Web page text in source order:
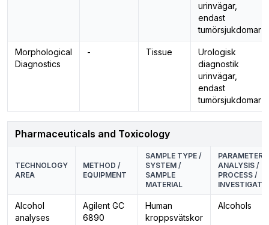
urinvägar,
endast
tumörsjukdomar
Morphological
Diagnostics
- Tissue
Urologisk
diagnostik
urinvägar,
endast
tumörsjukdomar
Pharmaceuticals and Toxicology
TECHNOLOGY
AREA
METHOD /
EQUIPMENT
SAMPLE TYPE /
SYSTEM /
SAMPLE
MATERIAL
PARAMETER /
ANALYSIS /
PROCESS /
Alcohol
analyses
Agilent GC
6890
Human
kroppsvätskor
Alcohols